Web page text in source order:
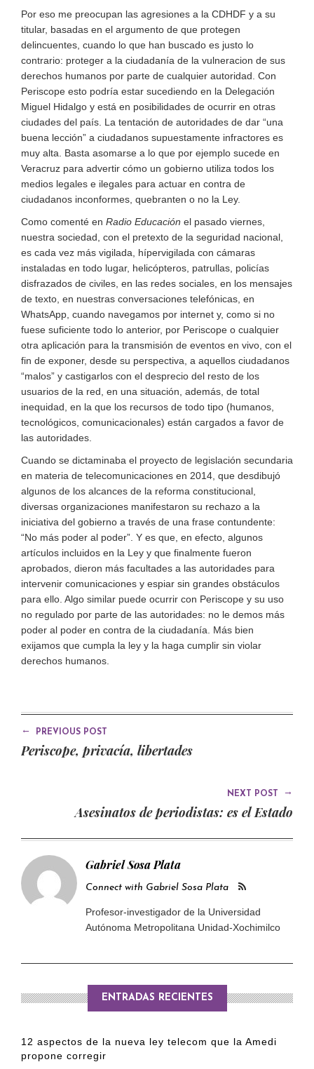
Por eso me preocupan las agresiones a la CDHDF y a su
titular, basadas en el argumento de que protegen
delincuentes, cuando lo que han buscado es justo lo
contrario: proteger a la ciudadanía de la vulneracion de sus
derechos humanos por parte de cualquier autoridad. Con
Periscope esto podría estar sucediendo en la Delegación
Miguel Hidalgo y está en posibilidades de ocurrir en otras
ciudades del país. La tentación de autoridades de dar “una
buena lección” a ciudadanos supuestamente infractores es
muy alta. Basta asomarse a lo que por ejemplo sucede en
Veracruz para advertir cómo un gobierno utiliza todos los
medios legales e ilegales para actuar en contra de
ciudadanos inconformes, quebranten o no la Ley.
Como comenté en Radio Educación el pasado viernes,
nuestra sociedad, con el pretexto de la seguridad nacional,
es cada vez más vigilada, hípervigilada con cámaras
instaladas en todo lugar, helicópteros, patrullas, policías
disfrazados de civiles, en las redes sociales, en los mensajes
de texto, en nuestras conversaciones telefónicas, en
WhatsApp, cuando navegamos por internet y, como si no
fuese suficiente todo lo anterior, por Periscope o cualquier
otra aplicación para la transmisión de eventos en vivo, con el
fin de exponer, desde su perspectiva, a aquellos ciudadanos
“malos” y castigarlos con el desprecio del resto de los
usuarios de la red, en una situación, además, de total
inequidad, en la que los recursos de todo tipo (humanos,
tecnológicos, comunicacionales) están cargados a favor de
las autoridades.
Cuando se dictaminaba el proyecto de legislación secundaria
en materia de telecomunicaciones en 2014, que desdibujó
algunos de los alcances de la reforma constitucional,
diversas organizaciones manifestaron su rechazo a la
iniciativa del gobierno a través de una frase contundente:
“No más poder al poder”. Y es que, en efecto, algunos
artículos incluidos en la Ley y que finalmente fueron
aprobados, dieron más facultades a las autoridades para
intervenir comunicaciones y espiar sin grandes obstáculos
para ello. Algo similar puede ocurrir con Periscope y su uso
no regulado por parte de las autoridades: no le demos más
poder al poder en contra de la ciudadanía. Más bien
exijamos que cumpla la ley y la haga cumplir sin violar
derechos humanos.
← PREVIOUS POST
Periscope, privacía, libertades
NEXT POST →
Asesinatos de periodistas: es el Estado
Gabriel Sosa Plata
Connect with Gabriel Sosa Plata
Profesor-investigador de la Universidad
Autónoma Metropolitana Unidad-Xochimilco
ENTRADAS RECIENTES
12 aspectos de la nueva ley telecom que la Amedi
propone corregir